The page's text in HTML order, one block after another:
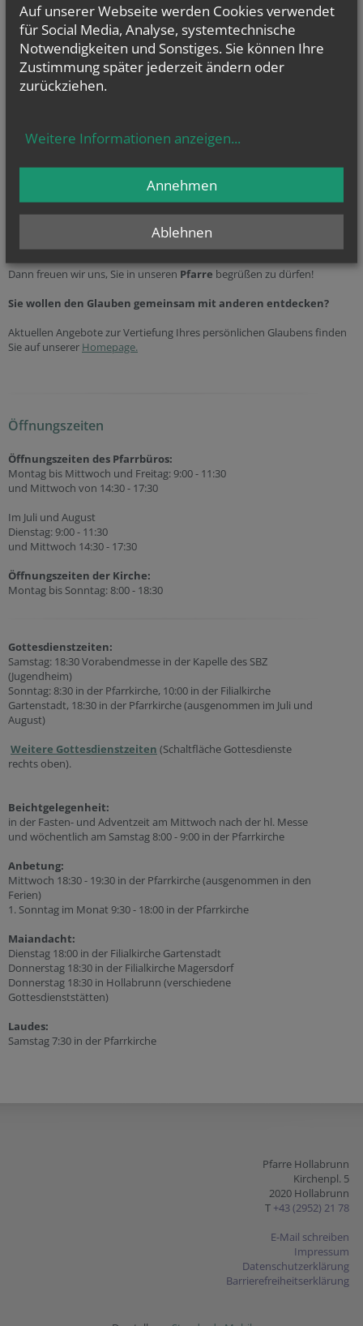
Sie haben Fragen zu
… Taufe(weitereInfos...)
… Erstkommunion(weitereInfos...)
… Firmung(weitereInfos...)
… Hochzeit(weitere
oder allgemeine Fragen? Dann kontaktieren Sie uns unter der
Einladung
Dann freuen wir uns, Sie in unseren Pfarre begrüßen zu dürfen!
Sie wollen den Glauben gemeinsam mit anderen entdecken?
Aktuellen Angebote zur Vertiefung Ihres persönlichen Glaubens finden
Sie auf unserer Homepage.
Öffnungszeiten
Öffnungszeiten des Pfarrbüros:
Montag bis Mittwoch und Freitag: 9:00 - 11:30
und Mittwoch von 14:30 - 17:30
Im Juli und August
Dienstag: 9:00 - 11:30
und Mittwoch 14:30 - 17:30
Öffnungszeiten der Kirche:
Montag bis Sonntag: 8:00 - 18:30
Gottesdienstzeiten:
Samstag: 18:30 Vorabendmesse in der Kapelle des SBZ
(Jugendheim)
Sonntag: 8:30 in der Pfarrkirche, 10:00 in der Filialkirche
Gartenstadt, 18:30 in der Pfarrkirche (ausgenommen im Juli und
August)
Weitere Gottesdienstzeiten (Schaltfläche Gottesdienste
rechts oben).
Beichtgelegenheit:
in der Fasten- und Adventzeit am Mittwoch nach der hl. Messe
und wöchentlich am Samstag 8:00 - 9:00 in der Pfarrkirche
Anbetung:
Mittwoch 18:30 - 19:30 in der Pfarrkirche (ausgenommen in den
Ferien)
1. Sonntag im Monat 9:30 - 18:00 in der Pfarrkirche
Maiandacht:
Dienstag 18:00 in der Filialkirche Gartenstadt
Donnerstag 18:30 in der Filialkirche Magersdorf
Donnerstag 18:30 in Hollabrunn (verschiedene
Gottesdienststätten)
Laudes:
Samstag 7:30 in der Pfarrkirche
Pfarre Hollabrunn
Kirchenpl. 5
2020 Hollabrunn
T +43 (2952) 21 78
E-Mail schreiben
Impressum
Datenschutzerklärung
Barrierefreiheitserklärung
Auf unserer Webseite werden Cookies verwendet
für Social Media, Analyse, systemtechnische
Notwendigkeiten und Sonstiges. Sie können Ihre
Zustimmung später jederzeit ändern oder
zurückziehen.
Weitere Informationen anzeigen...
Ablehnen
Annehmen